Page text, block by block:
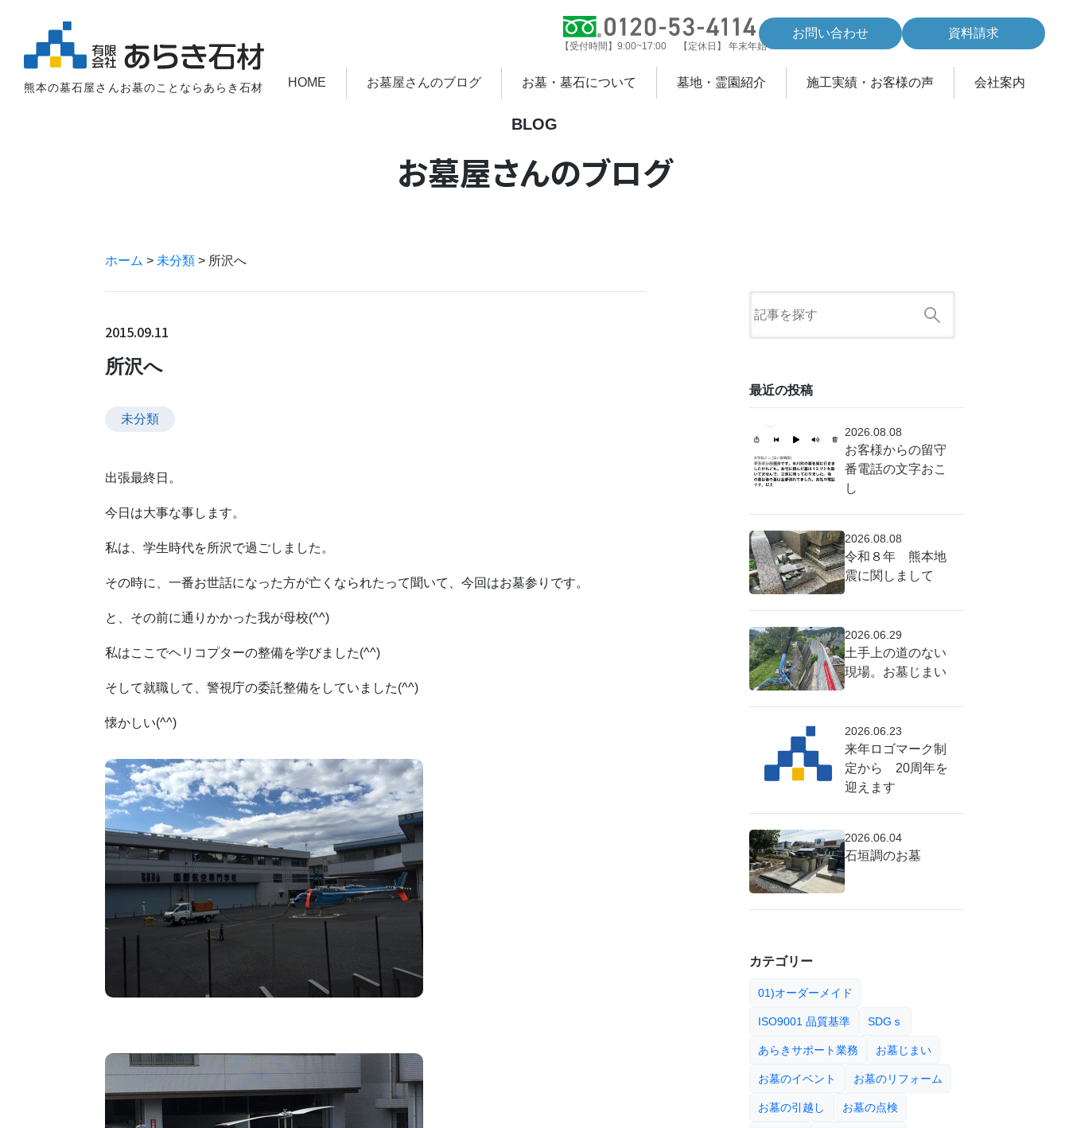
熊本の墓石屋さんお墓のことならあらき石材
【受付時間】9:00~17:00 【定休日】 年末年始
お問い合わせ 資料請求
HOME お墓屋さんのブログ お墓・墓石について 墓地・霊園紹介 施工実績・お客様の声 会社案内
BLOG
お墓屋さんのブログ
ホーム > 未分類 > 所沢へ
2015.09.11
所沢へ
未分類
出張最終日。
今日は大事な事します。
私は、学生時代を所沢で過ごしました。
その時に、一番お世話になった方が亡くなられたって聞いて、今回はお墓参りです。
と、その前に通りかかった我が母校(^^)
私はここでヘリコプターの整備を学びました(^^)
そして就職して、警視庁の委託整備をしていました(^^)
懐かしい(^^)
最近の投稿
2026.08.08
お客様からの留守
番電話の文字おこ
し
2026.08.08
令和８年 熊本地
震に関しまして
2026.06.29
土手上の道のない
現場。お墓じまい
2026.06.23
来年ロゴマーク制
定から 20周年を
迎えます
2026.06.04
石垣調のお墓
カテゴリー
01)オーダーメイド
ISO9001 品質基準 SDGｓ
あらきサポート業務 お墓じまい
お墓のイベント お墓のリフォーム
お墓の引越し お墓の点検